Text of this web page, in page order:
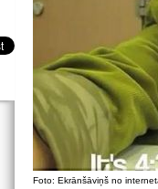
Foto: Ekrānšāviņš no